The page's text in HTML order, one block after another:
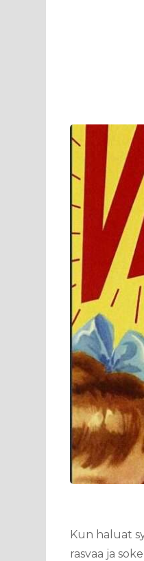
Kun haluat
rasvaa ja